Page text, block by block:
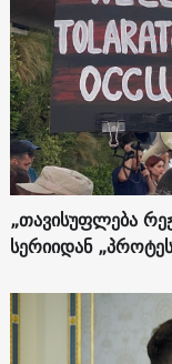
„თავისუფლება
სერიიდან